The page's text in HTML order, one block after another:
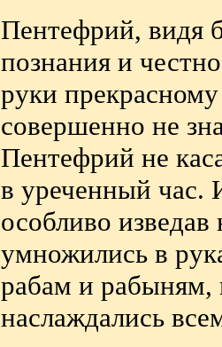
Пентефрий, видя
познания и
руки
совершенно не
Пентефрий не
в уреченный час.
особливо
умножились в
рабам и рабыням,
наслаждались